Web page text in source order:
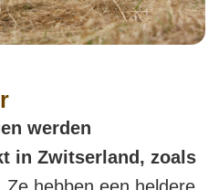
werden
in Zwitserland, zoals